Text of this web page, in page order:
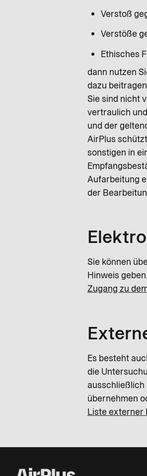
Verstoß
Verstöße
Ethisches
dann nutzen
dazu
Sie sind nicht
vertraulich
und der
AirPlus
sonstigen in
Aufarbeitung
der
Sie können
Hinweis
Zugang zu
Es besteht
die
ausschließlich
übernehmen
Liste externer